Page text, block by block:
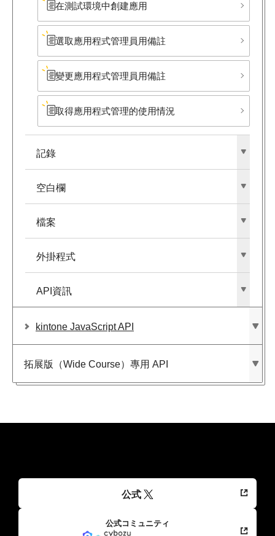
在測試環境中創建應用
選取應用程式管理員用備註
變更應用程式管理員用備註
取得應用程式管理的使用情況
記錄
空白欄
檔案
外掛程式
API資訊
kintone JavaScript API
拓展版​（Wide Course）​專用 API
公式
公式コミュニティ